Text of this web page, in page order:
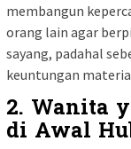
membangun
orang lain agar
sayang, padahal
keuntungan
2. Wanita
di Awal